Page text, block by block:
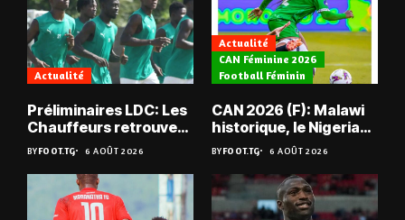
Actualité
Préliminaires LDC: Les
Chauffeurs retrouvent
les Mimos
BYFOOT.TG 6 AOÛT 2026
Actualité
CAN Féminine 2026
Football Féminin
CAN 2026 (F): Malawi
historique, le Nigeria
sauvé, la Zambie
éliminée
BYFOOT.TG 6 AOÛT 2026